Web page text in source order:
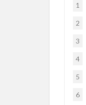
1
2
3
4
5
6